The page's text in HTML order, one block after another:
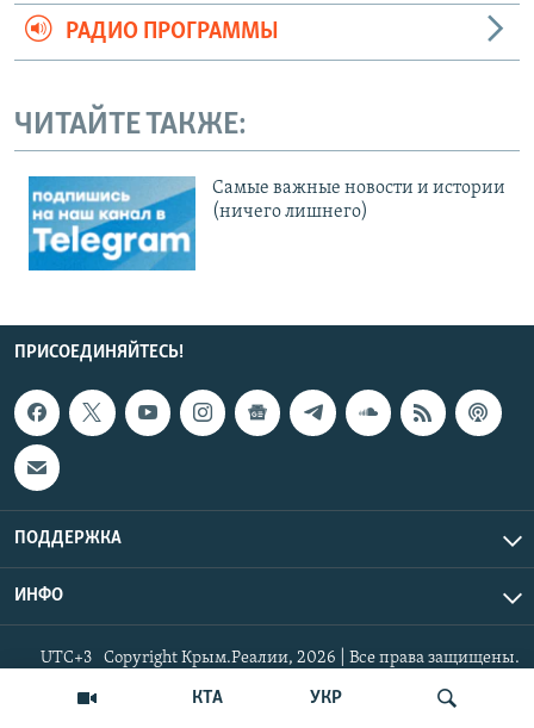
КТА УКР
РАДИО ПРОГРАММЫ
ЧИТАЙТЕ ТАКЖЕ:
Cамые важные новости и истории
(ничего лишнего)
ПРИСОЕДИНЯЙТЕСЬ!
ПОДДЕРЖКА
ИНФО
Copyright Крым.Реалии, 2026 | Все права защищены.
UTC+3